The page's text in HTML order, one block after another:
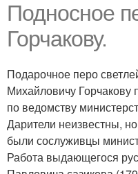
Подносное
Горчакову.
Подарочное перо
Михайловичу Горчакову
по ведомству
Дарители неизвестны,
были сослуживцы
Работа выдающегося